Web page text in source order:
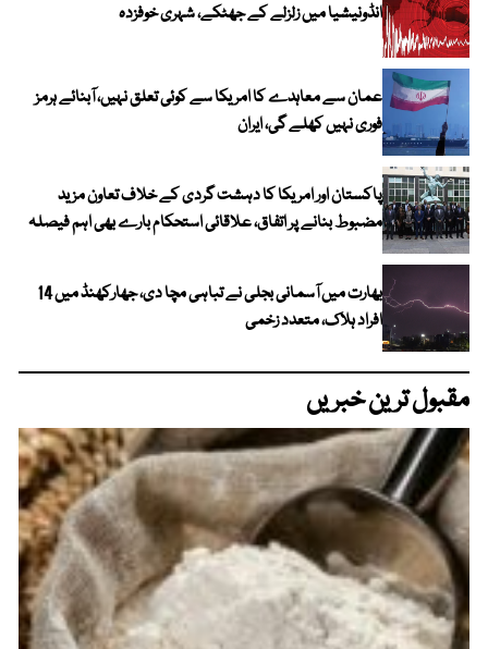
انڈونیشیا میں زلزلے کے جھٹکے، شہری خوفزدہ
عمان سے معاہدے کا امریکا سے کوئی تعلق نہیں، آبنائے ہرمز
فوری نہیں کھلے گی، ایران
پاکستان اور امریکا کا دہشت گردی کے خلاف تعاون مزید
مضبوط بنانے پر اتفاق، علاقائی استحکام بارے بھی اہم فیصلہ
بھارت میں آسمانی بجلی نے تباہی مچا دی، جھارکھنڈ میں 14
افراد ہلاک، متعدد زخمی
مقبول ترین خبریں